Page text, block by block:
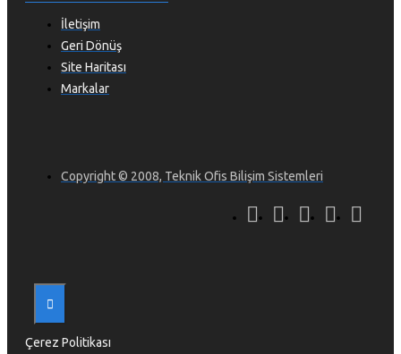
İletişim
Geri Dönüş
Site Haritası
Markalar
Copyright © 2008, Teknik Ofis Bilişim Sistemleri
Çerez Politikası